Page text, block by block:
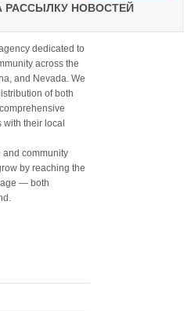
РАССЫЛКУ НОВОСТЕЙ
dedicated to
across the
and Nevada. We
of both
their local
and community
by reaching the
— both